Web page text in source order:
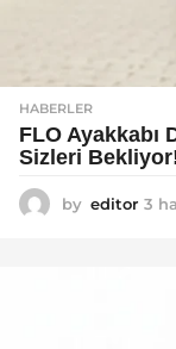
HABERLER
FLO Ayakkabı
Sizleri
by editor 3